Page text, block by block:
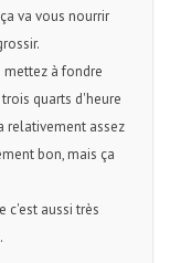
va vous nourrir
mettez à fondre
quarts d'heure
relativement assez
bon, mais ça
c'est aussi très